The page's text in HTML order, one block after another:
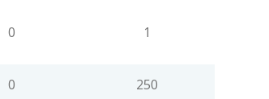
0 1
0 250